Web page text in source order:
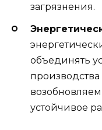
загрязнения.
объединять
устойчивое